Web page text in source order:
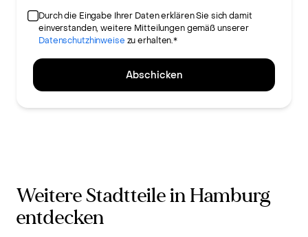
Durch die Eingabe Ihrer Daten erklären Sie sich damit
einverstanden, weitere Mitteilungen gemäß unserer
Datenschutzhinweise zu erhalten.*
Abschicken
Weitere Stadtteile in Hamburg
entdecken